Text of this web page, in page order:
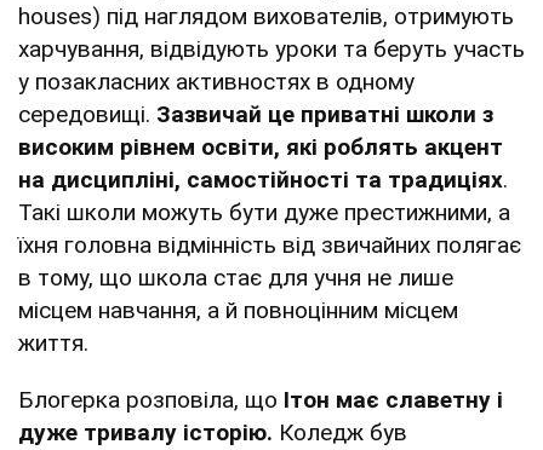
houses) під наглядом вихователів, отримують
харчування, відвідують уроки та беруть участь
у позакласних активностях в одному
середовищі. Зазвичай це приватні школи з
високим рівнем освіти, які роблять акцент
на дисципліні, самостійності та традиціях.
Такі школи можуть бути дуже престижними, а
їхня головна відмінність від звичайних полягає
в тому, що школа стає для учня не лише
місцем навчання, а й повноцінним місцем
життя.
Блогерка розповіла, що Ітон має славетну і
дуже тривалу історію. Коледж був